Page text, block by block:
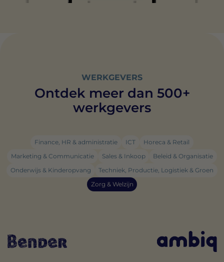
WERKGEVERS
Ontdek meer dan 500+
werkgevers
Finance, HR & administratie ICT
Horeca & Retail
Marketing & Communicatie
Sales & Inkoop
Beleid & Organisatie
Onderwijs & Kinderopvang
Techniek, Productie, Logistiek & Groen
Zorg & Welzijn